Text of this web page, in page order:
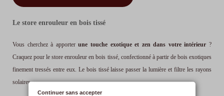
Le store enrouleur en bois tissé
Vous cherchez à apporterune touche exotique et zen dans votre intérieur ?
Craquez pour le store enrouleur en bois tissé, confectionné à partir de bois exotiques
finement tressés entre eux. Le bois tissé laisse passer la lumière et filtre les rayons
solaires.
Continuer sans accepter